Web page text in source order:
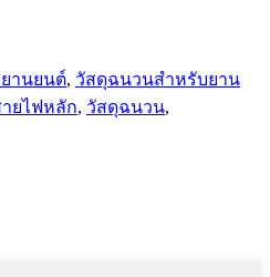
านยนต์, วัสดุฉนวนสำหรับยาน
ยไฟหลัก, วัสดุฉนวน,